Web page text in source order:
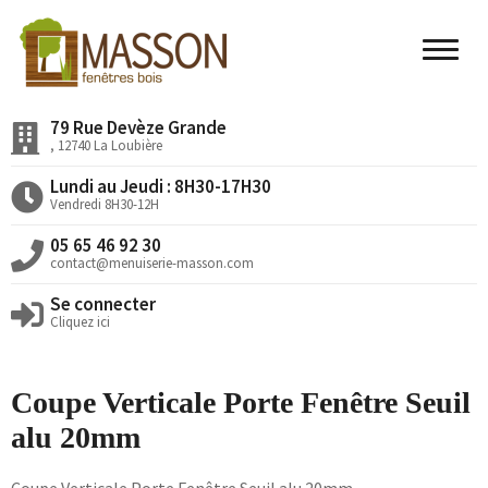
Accueil
Nos Valeurs
Nos Produits
Nos Réalisations
Actualités
79 Rue Devèze Grande
, 12740 La Loubière
Lundi au Jeudi : 8H30-17H30
Vendredi 8H30-12H
05 65 46 92 30
contact@menuiserie-masson.com
Se connecter
Cliquez ici
Coupe Verticale Porte Fenêtre Seuil
alu 20mm